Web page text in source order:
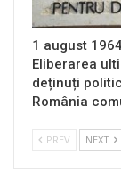
1 august
Eliberarea
deținuți
România
PREV NEXT